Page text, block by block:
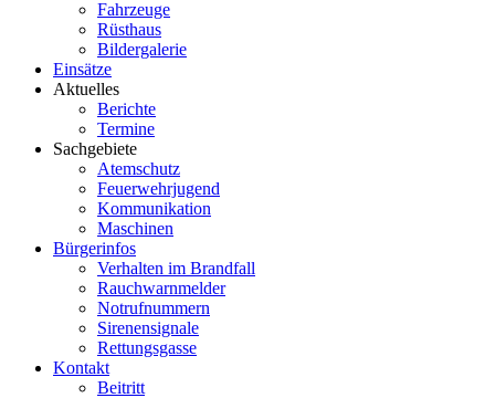
Fahrzeuge
Rüsthaus
Bildergalerie
Einsätze
Aktuelles
Berichte
Termine
Sachgebiete
Atemschutz
Feuerwehrjugend
Kommunikation
Maschinen
Bürgerinfos
Verhalten im Brandfall
Rauchwarnmelder
Notrufnummern
Sirenensignale
Rettungsgasse
Kontakt
Beitritt